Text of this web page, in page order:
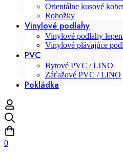
Orientálne kusové
Rohožky
Vinylové podlahy
Vinylové podlahy
Vinylové plávajúce
PVC
Bytové PVC / LINO
Záťažové PVC / LINO
Pokládka
0